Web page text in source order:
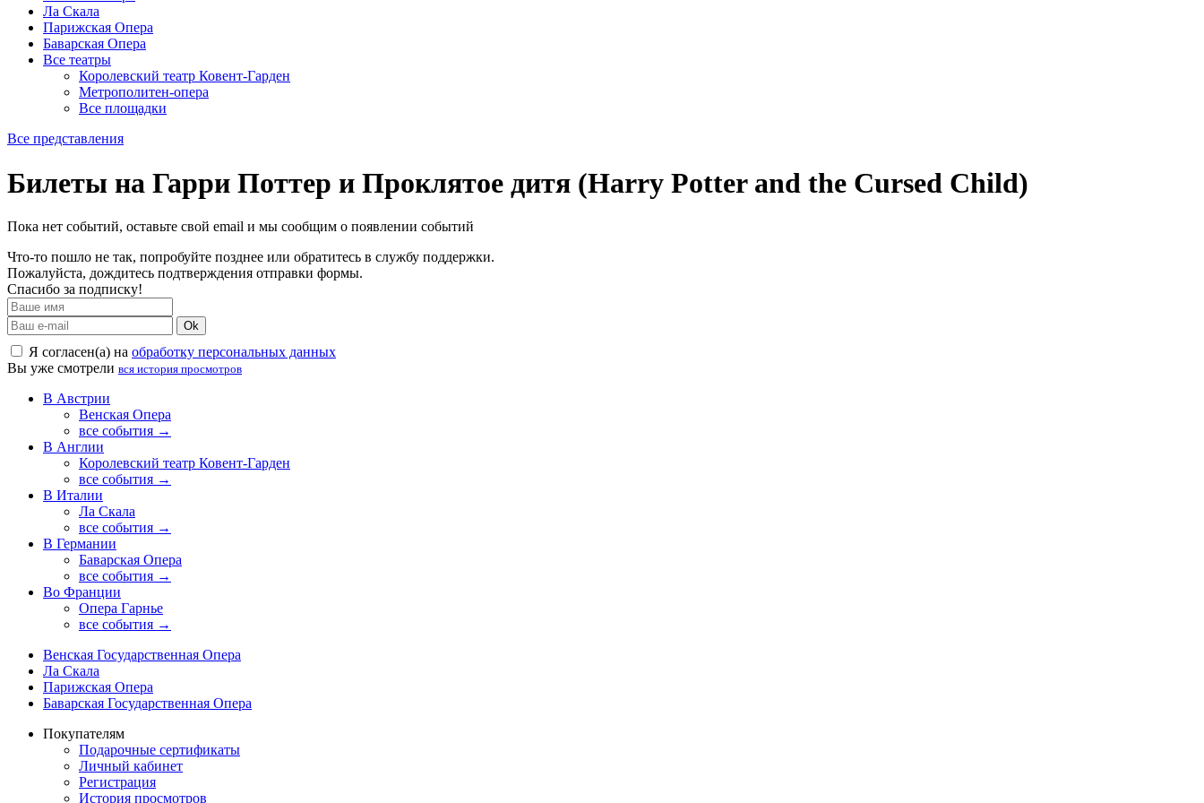
Ла Скала
Парижская Опера
Баварская Опера
Все театры
Королевский театр Ковент-Гарден
Метрополитен-опера
Все площадки
Все представления
Билеты на Гарри Поттер и Проклятое дитя (Harry Potter and the Cursed Child)
Пока нет событий, оставьте свой email и мы сообщим о появлении событий
Что-то пошло не так, попробуйте позднее или обратитесь в службу поддержки.
Пожалуйста, дождитесь подтверждения отправки формы.
Спасибо за подписку!
Ok
Я согласен(а) на обработку персональных данных
Вы уже смотрели вся история просмотров
В Австрии
Венская Опера
все события →
В Англии
Королевский театр Ковент-Гарден
все события →
В Италии
Ла Скала
все события →
В Германии
Баварская Опера
все события →
Во Франции
Опера Гарнье
все события →
Венская Государственная Опера
Ла Скала
Парижская Опера
Баварская Государственная Опера
Покупателям
Подарочные сертификаты
Личный кабинет
Регистрация
История просмотров